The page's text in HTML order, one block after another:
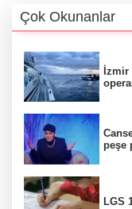
Çok Okunanlar
İzmir
peşe
LGS